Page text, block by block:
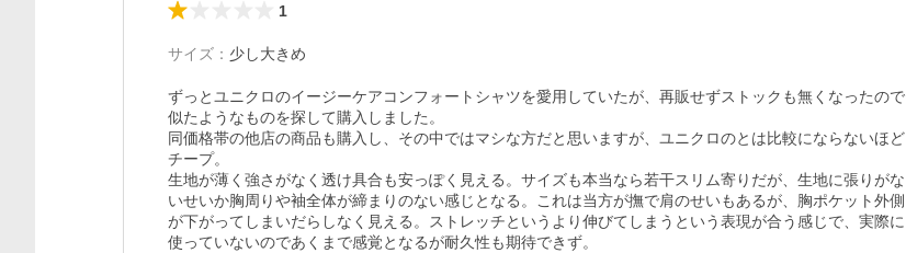
1
サイズ ： 少し大きめ
ずっとユニクロのイージーケアコンフォートシャツを愛用していたが、再販せずストックも無くなったので
似たようなものを探して購入しました。
同価格帯の他店の商品も購入し、その中ではマシな方だと思いますが、ユニクロのとは比較にならないほど
チープ。
生地が薄く強さがなく透け具合も安っぽく見える。サイズも本当なら若干スリム寄りだが、生地に張りがな
いせいか胸周りや袖全体が締まりのない感じとなる。これは当方が撫で肩のせいもあるが、胸ポケット外側
が下がってしまいだらしなく見える。ストレッチというより伸びてしまうという表現が合う感じで、実際に
使っていないのであくまで感覚となるが耐久性も期待できず。